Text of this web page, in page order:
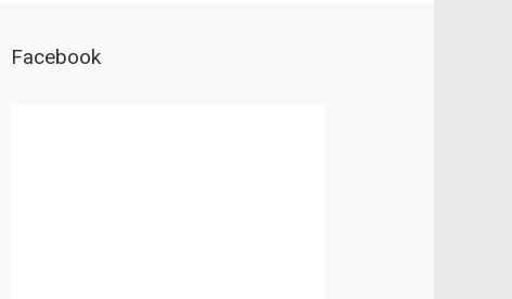
Facebook